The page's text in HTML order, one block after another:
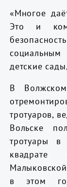
«Многое
Это и
детские
В
тротуаров,
Вольске
тротуары в
квадрате
в этом